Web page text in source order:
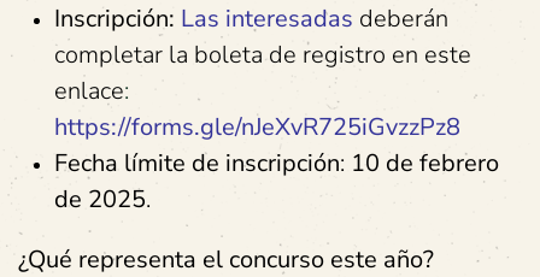
Inscripción: Las interesadas deberán
completar la boleta de registro en este
enlace:
https://forms.gle/nJeXvR725iGvzzPz8
Fecha límite de inscripción: 10 de febrero
de 2025.
¿Qué representa el concurso este año?